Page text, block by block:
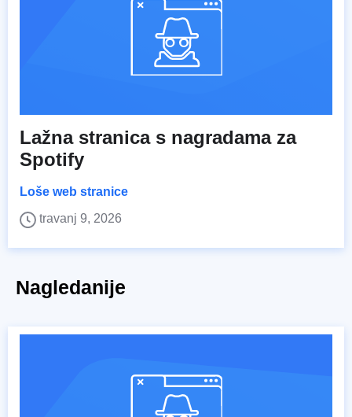
Lažna stranica s nagradama za
Spotify
Loše web stranice
travanj 9, 2026
Nagledanije